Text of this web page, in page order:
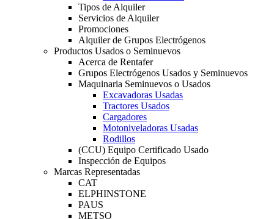
Tipos de Alquiler
Servicios de Alquiler
Promociones
Alquiler de Grupos Electrógenos
Productos Usados o Seminuevos
Acerca de Rentafer
Grupos Electrógenos Usados y Seminuevos
Maquinaria Seminuevos o Usados
Excavadoras Usadas
Tractores Usados
Cargadores
Motoniveladoras Usadas
Rodillos
(CCU) Equipo Certificado Usado
Inspección de Equipos
Marcas Representadas
CAT
ELPHINSTONE
PAUS
METSO